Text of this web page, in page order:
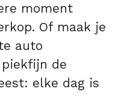
moment
Of maak je
auto
de
elke dag is